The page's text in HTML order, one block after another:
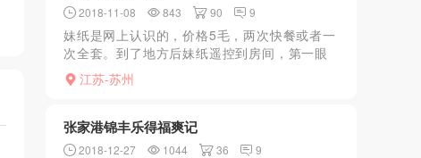
2018-11-08 843 90 9
妹纸是网上认识的，价格5毛，两次快餐或者一
次全套。到了地方后妹纸遥控到房间，第一眼
看过去就觉得嗯，不错！长相中上吧，美中不
足个子有点矮，属于娇小型，但确实整体感官
江苏-苏州
张家港锦丰乐得福爽记
2018-12-27 1044 36 9